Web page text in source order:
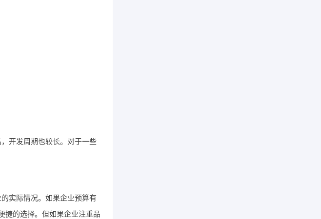
开发周期也较长。对于一些
实际情况。如果企业预算有
捷的选择。但如果企业注重品